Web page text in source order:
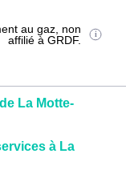
au gaz, non
affilié à GRDF.
La Motte-
à La